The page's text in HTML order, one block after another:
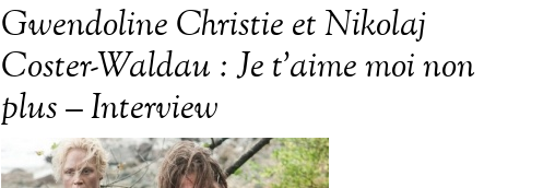
Gwendoline Christie et Nikolaj
Coster-Waldau : Je t’aime moi non
plus – Interview